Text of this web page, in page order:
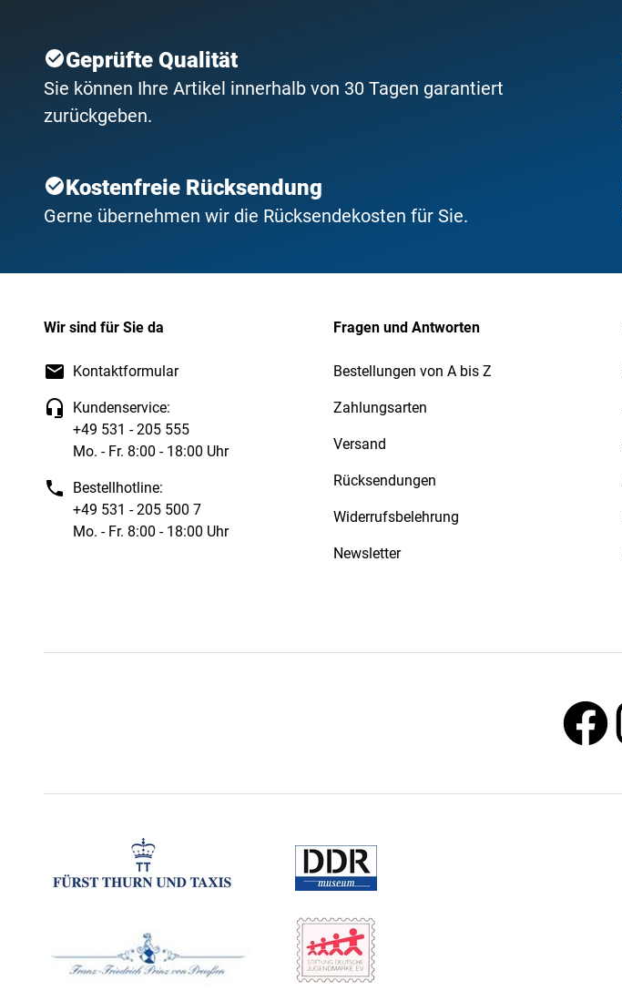
Geprüfte Qualität
Sie können Ihre Artikel innerhalb von 30 Tagen garantiert
zurückgeben.
Kostenfreie Rücksendung
Gerne übernehmen wir die Rücksendekosten für Sie.
Wir sind für Sie da
Kontaktformular
Kundenservice:
+49 531 - 205 555
Mo. - Fr. 8:00 - 18:00 Uhr
Bestellhotline:
+49 531 - 205 500 7
Mo. - Fr. 8:00 - 18:00 Uhr
Fragen und Antworten
Bestellungen von A bis Z
Zahlungsarten
Versand
Rücksendungen
Widerrufsbelehrung
Newsletter